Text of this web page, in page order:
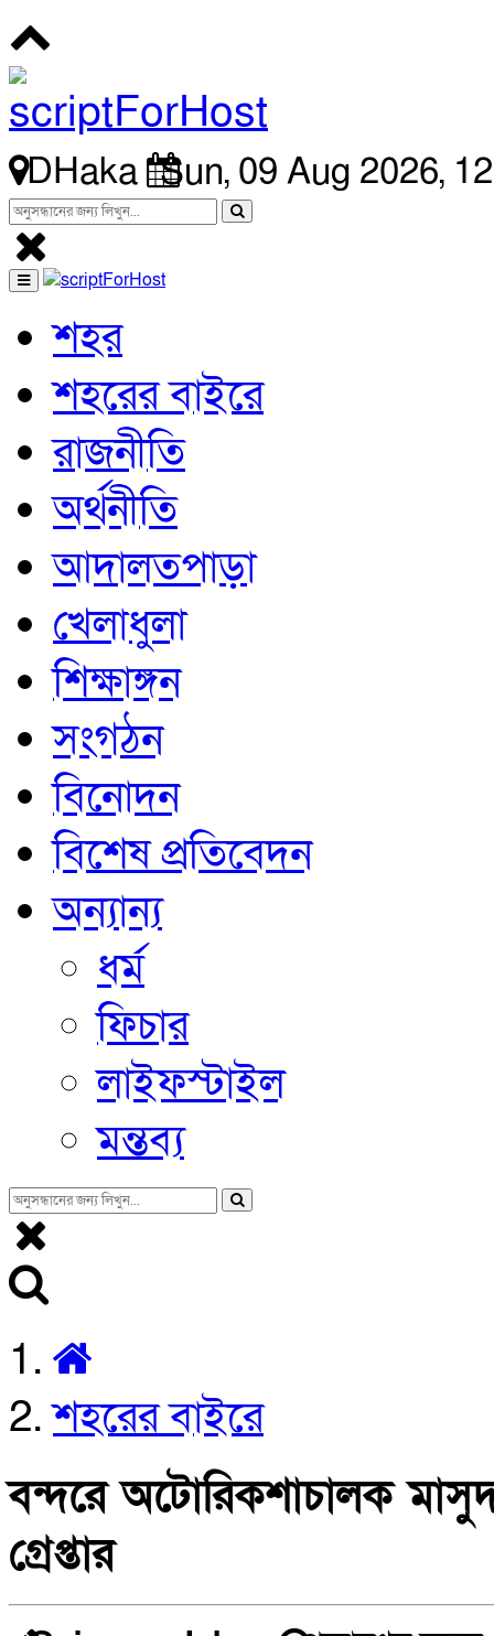
DHaka Sun, 09 Aug 2026,
শহর
শহরের বাইরে
রাজনীতি
অর্থনীতি
আদালতপাড়া
খেলাধুলা
শিক্ষাঙ্গন
সংগঠন
বিনোদন
বিশেষ প্রতিবেদন
অন্যান্য
ধর্ম
ফিচার
লাইফস্টাইল
মন্তব্য
শহরের বাইরে
বন্দরে অটোরিকশাচালক
গ্রেপ্তার